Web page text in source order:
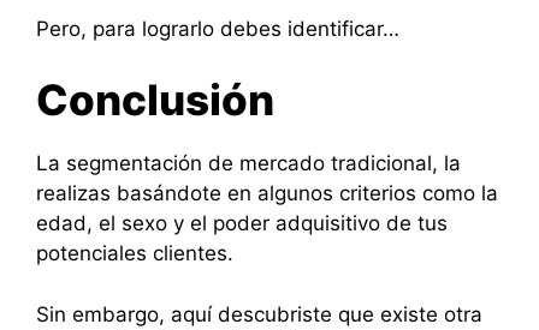
Pero, para lograrlo debes identificar…
Conclusión
La segmentación de mercado tradicional, la
realizas basándote en algunos criterios como la
edad, el sexo y el poder adquisitivo de tus
potenciales clientes.
Sin embargo, aquí descubriste que existe otra